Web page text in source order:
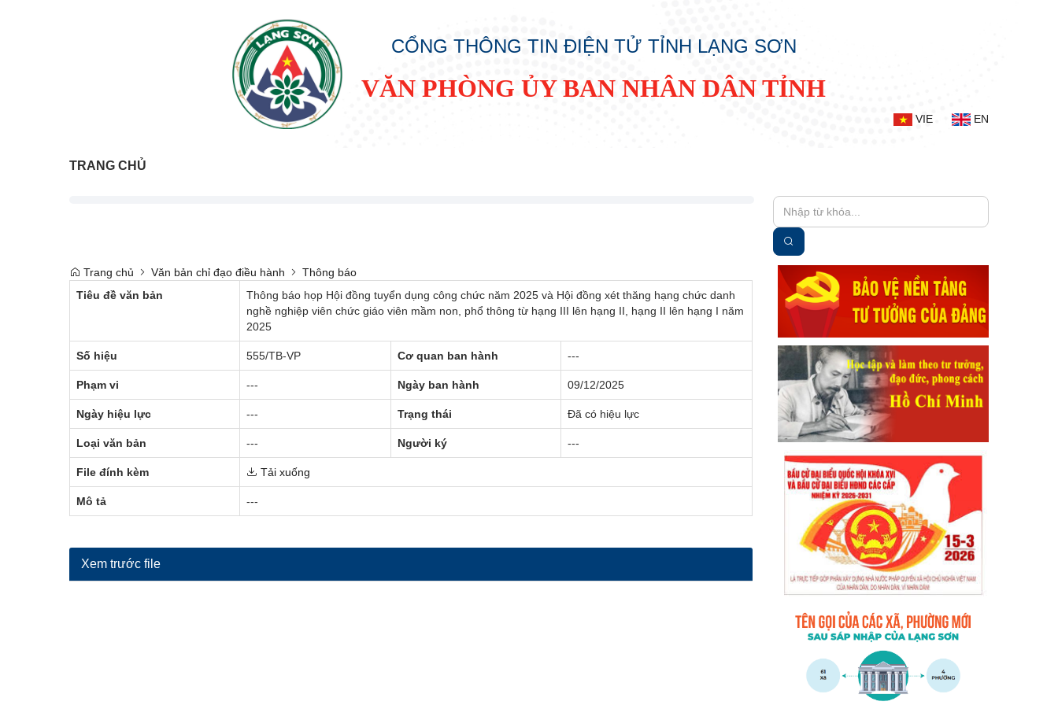
CỔNG THÔNG TIN ĐIỆN TỬ TỈNH LẠNG SƠN
VĂN PHÒNG ỦY BAN NHÂN DÂN TỈNH
VIE EN
TRANG CHỦ
Trang chủ Văn bản chỉ đạo điều hành
Thông báo
Tiêu đề văn bản
Thông báo họp Hội đồng tuyển dụng công chức năm 2025 và Hội đồng xét thăng hạng chức danh
nghề nghiệp viên chức giáo viên mầm non, phổ thông từ hạng III lên hạng II, hạng II lên hạng I năm
2025
Số hiệu 555/TB-VP Cơ quan ban hành ---
Phạm vi --- Ngày ban hành 09/12/2025
Ngày hiệu lực --- Trạng thái Đã có hiệu lực
Loại văn bản --- Người ký ---
File đính kèm Tải xuống
Mô tả ---
Xem trước file